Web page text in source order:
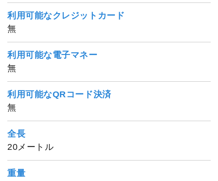
利用可能なクレジットカード
無
利用可能な電子マネー
無
利用可能なQRコード決済
無
全長
20メートル
重量